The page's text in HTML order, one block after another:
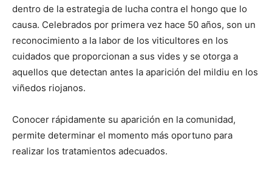
dentro de la estrategia de lucha contra el hongo que lo
causa. Celebrados por primera vez hace 50 años, son un
reconocimiento a la labor de los viticultores en los
cuidados que proporcionan a sus vides y se otorga a
aquellos que detectan antes la aparición del mildiu en los
viñedos riojanos.
Conocer rápidamente su aparición en la comunidad,
permite determinar el momento más oportuno para
realizar los tratamientos adecuados.